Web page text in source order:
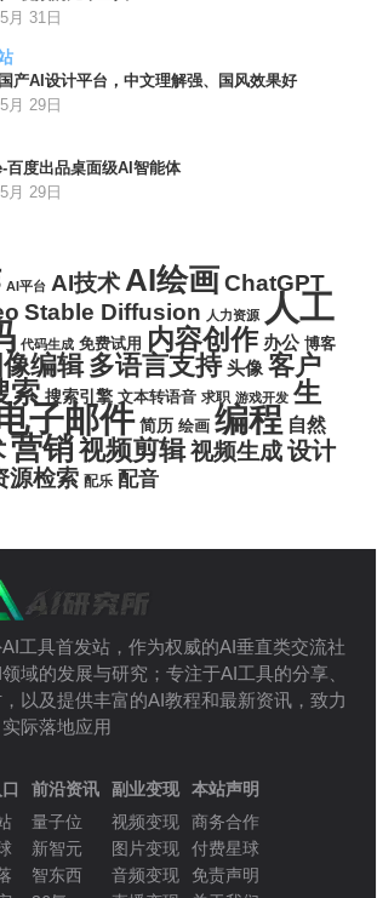
月 31日
产AI设计平台，中文理解强、国风效果好
月 29日
百度出品桌面级AI智能体
月 29日
AI平台 AI技术AI绘画ChatGPT
Stable Diffusion 人力资源 人工
代码生成 免费试用 内容创作 办公 博客
像编辑 多语言支持 头像 客户
索 搜索引擎 文本转语音 求职 游戏开发 生
子邮件 简历 绘画 编程 自然
营销视频剪辑视频生成设计
源检索 配乐 配音
工具首发站，作为权威的AI垂直类交流社
域的发展与研究；专注于AI工具的分享、
以及提供丰富的AI教程和最新资讯，致力
际落地应用
前沿资讯
量子位
新智元
智东西
副业变现
视频变现
图片变现
音频变现
本站声明
商务合作
付费星球
免责声明